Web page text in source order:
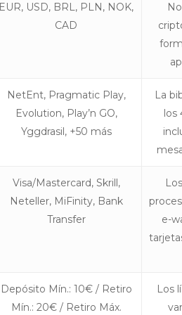
EUR, USD, BRL, PLN, NOK,
CAD
NetEnt, Pragmatic Play,
Evolution, Play’n GO,
Yggdrasil, +50 más
La
Visa/Mastercard, Skrill,
Neteller, MiFinity, Bank
Transfer
e-
Depósito Mín.: 10€ / Retiro
Mín.: 20€ / Retiro Máx.
Los